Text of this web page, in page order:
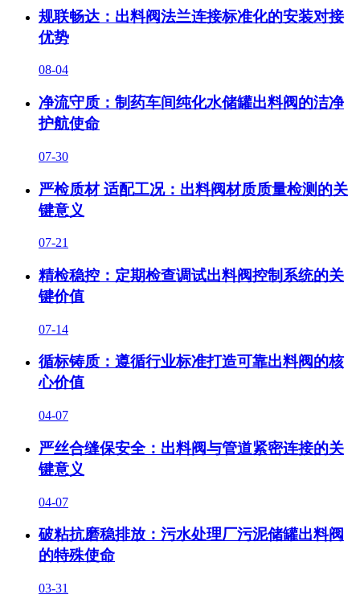
规联畅达：出料阀法兰连接标准化的安装对接
优势
08-04
净流守质：制药车间纯化水储罐出料阀的洁净
护航使命
07-30
严检质材 适配工况：出料阀材质质量检测的关
键意义
07-21
精检稳控：定期检查调试出料阀控制系统的关
键价值
07-14
循标铸质：遵循行业标准打造可靠出料阀的核
心价值
04-07
严丝合缝保安全：出料阀与管道紧密连接的关
键意义
04-07
破粘抗磨稳排放：污水处理厂污泥储罐出料阀
的特殊使命
03-31